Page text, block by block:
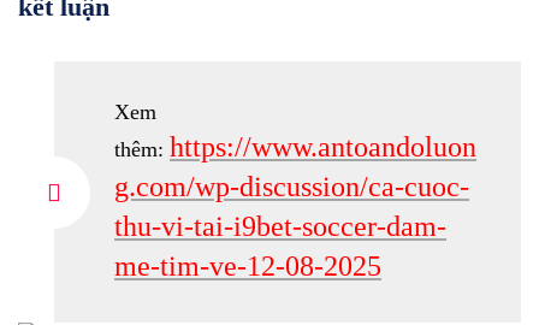
kết luận
Xem
thêm: https://www.antoandoluon
g.com/wp-discussion/ca-cuoc-
thu-vi-tai-i9bet-soccer-dam-
me-tim-ve-12-08-2025